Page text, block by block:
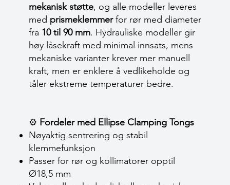
mekanisk støtte, og alle modeller leveres
med prismeklemmerfor rør med diameter
fra 10 til 90 mm. Hydrauliske modeller gir
høy låsekraft med minimal innsats, mens
mekaniske varianter krever mer manuell
kraft, men er enklere å vedlikeholde og
tåler ekstreme temperaturer bedre.
⚙️ Fordeler med Ellipse Clamping Tongs
Nøyaktig sentrering og stabil
klemmefunksjon
Passer for rør og kollimatorer opptil
Ø18,5 mm